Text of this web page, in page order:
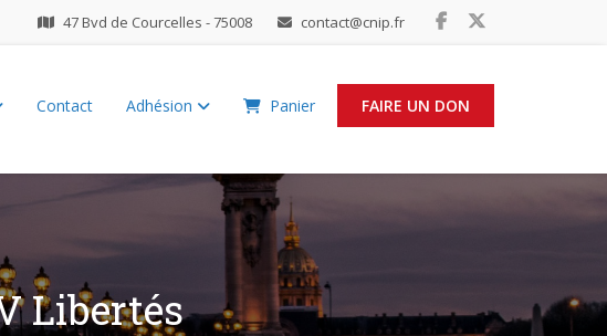
47 Bvd de Courcelles - 75008 contact@cnip.fr
FAIRE UN DON
Contact Adhésion Panier
Libertés